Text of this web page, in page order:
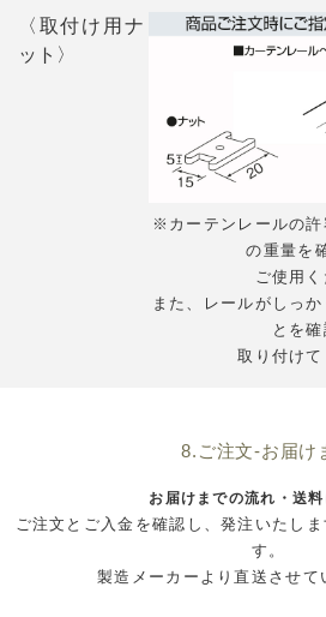
〈取付け用ナ
ット〉
※カーテンレールの許
の重量を
ご使用く
また、レールがしっ
とを
取り付けて
8.ご注文-お届け
お届けまでの流れ・送料
ご注文とご入金を確認し、発注いたし
す。
製造メーカーより直送させて